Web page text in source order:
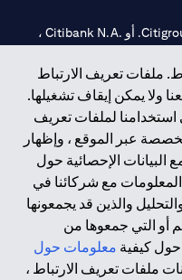
ملفات تعريف الارتباط
ولا يمكن إيقاف تشغيلها.
لملفات تعريف
عبر الموقع ، وإظهار
البيانات الإحصائية حول
مع شركائنا في
والذين قد يجمعونها
أو التي جمعوها من
كيفية معلومات حول
ملفات تعريف الارتباط ،
سيتي بنك هي علامة خدمة لشركة Citigroup Inc. أو .Citibank N.A ،
الإمارات المركزي تحت
أرقام التراخيص 202563 لفرع الوصل في دبي، 531989 لفرع مول
هاتف: 4000 311 04.
المتحدة مرخص من مصرف
أجنبي.
مرخص من هيئة الأوراق المالية
والسلع في الإمارات العربية المتحدة ("SCA") للقيام بالنشاط المالي لـ أ)
بموجب ترخيص رقم
الأسواق الدولية بموجب ترخيص